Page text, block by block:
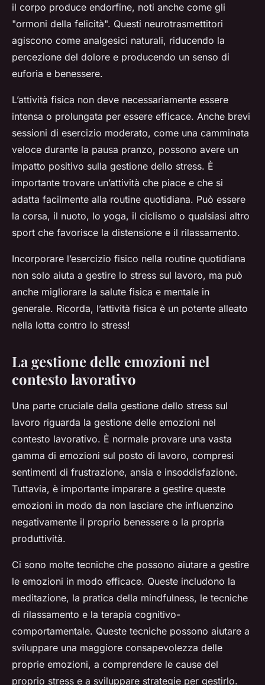
il corpo produce endorfine, noti anche come gli
"ormoni della felicità". Questi neurotrasmettitori
agiscono come analgesici naturali, riducendo la
percezione del dolore e producendo un senso di
euforia e benessere.
L’attività fisica non deve necessariamente essere
intensa o prolungata per essere efficace. Anche brevi
sessioni di esercizio moderato, come una camminata
veloce durante la pausa pranzo, possono avere un
impatto positivo sulla gestione dello stress. È
importante trovare un’attività che piace e che si
adatta facilmente alla routine quotidiana. Può essere
la corsa, il nuoto, lo yoga, il ciclismo o qualsiasi altro
sport che favorisce la distensione e il rilassamento.
Incorporare l’esercizio fisico nella routine quotidiana
non solo aiuta a gestire lo stress sul lavoro, ma può
anche migliorare la salute fisica e mentale in
generale. Ricorda, l’attività fisica è un potente alleato
nella lotta contro lo stress!
La gestione delle emozioni nel
contesto lavorativo
Una parte cruciale della gestione dello stress sul
lavoro riguarda la gestione delle emozioni nel
contesto lavorativo. È normale provare una vasta
gamma di emozioni sul posto di lavoro, compresi
sentimenti di frustrazione, ansia e insoddisfazione.
Tuttavia, è importante imparare a gestire queste
emozioni in modo da non lasciare che influenzino
negativamente il proprio benessere o la propria
produttività.
Ci sono molte tecniche che possono aiutare a gestire
le emozioni in modo efficace. Queste includono la
meditazione, la pratica della mindfulness, le tecniche
di rilassamento e la terapia cognitivo-
comportamentale. Queste tecniche possono aiutare a
sviluppare una maggiore consapevolezza delle
proprie emozioni, a comprendere le cause del
proprio stress e a sviluppare strategie per gestirlo.